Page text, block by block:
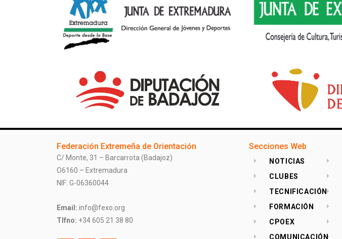
Federación Extremeña de Orientación
C/ Monte, 31 – Barcarrota (Badajoz)
O6160 – Extremadura
NIF: G-06360044
Email: info@fexo.org
Tlfno: +34 605 21 38 80
Secciones Web
NOTICIAS
CLUBES
TECNIFICACIÓN
FORMACIÓN
CPOEX
COMUNICACIÓN